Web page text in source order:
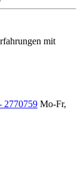
mit
2770759 Mo-Fr,